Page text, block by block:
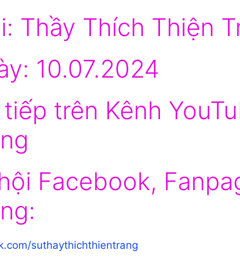
Thầy Thích Thiện
10.07.2024
trên Kênh
Facebook,
suthaythichthientrang